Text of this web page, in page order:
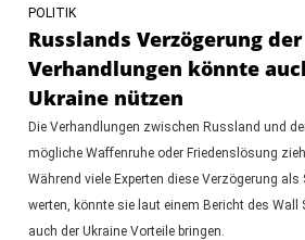
POLITIK
Russlands Verzögerung der
Verhandlungen könnte
Ukraine nützen
Die Verhandlungen zwischen Russland und
mögliche Waffenruhe oder Friedenslösung
Während viele Experten diese Verzögerung
werten, könnte sie laut einem Bericht des Wall
auch der Ukraine Vorteile bringen.